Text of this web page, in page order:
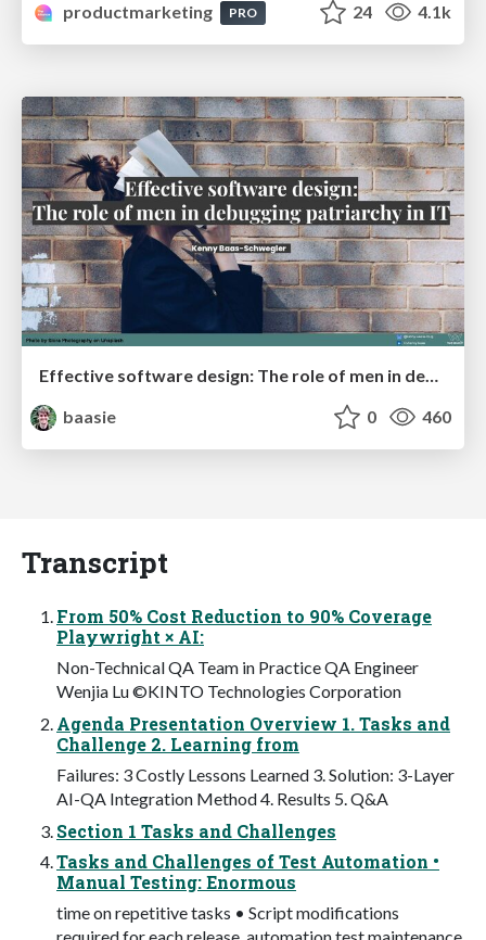
productmarketing
PRO 24 4.1k
baasie
0 460
Transcript
From 50% Cost Reduction to 90% Coverage
Playwright × AI:
Non-Technical QA Team in Practice QA Engineer
Wenjia Lu ©KINTO Technologies Corporation
Agenda Presentation Overview 1. Tasks and
Challenge 2. Learning from
Failures: 3 Costly Lessons Learned 3. Solution: 3-Layer
AI-QA Integration Method 4. Results 5. Q&A
Section 1 Tasks and Challenges
Tasks and Challenges of Test Automation •
Manual Testing: Enormous
time on repetitive tasks • Script modifications
required for each release, automation test maintenance